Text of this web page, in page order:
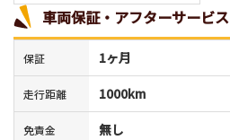
車両保証・アフターサービス
保証 1ヶ月
走行距離 1000km
免責金 無し